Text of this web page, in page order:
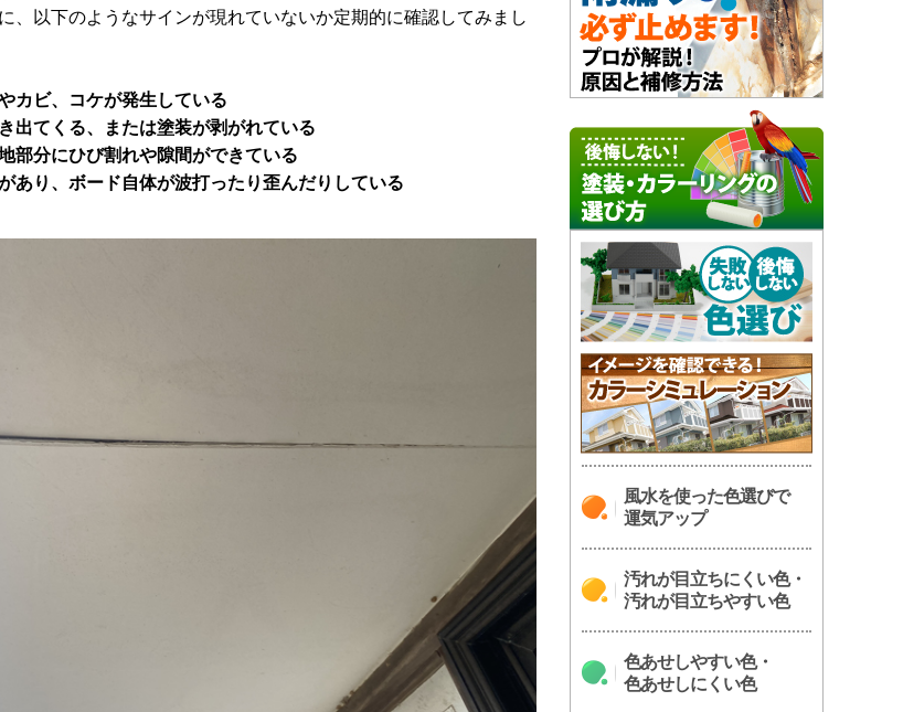
、以下のようなサインが現れていないか定期的に確認してみまし
カビ、コケが発生している
出てくる、または塗装が剥がれている
部分にひび割れや隙間ができている
あり、ボード自体が波打ったり歪んだりしている
風水を使った色選びで
運気アップ
汚れが目立ちにくい色・
汚れが目立ちやすい色
色あせしやすい色・
色あせしにくい色